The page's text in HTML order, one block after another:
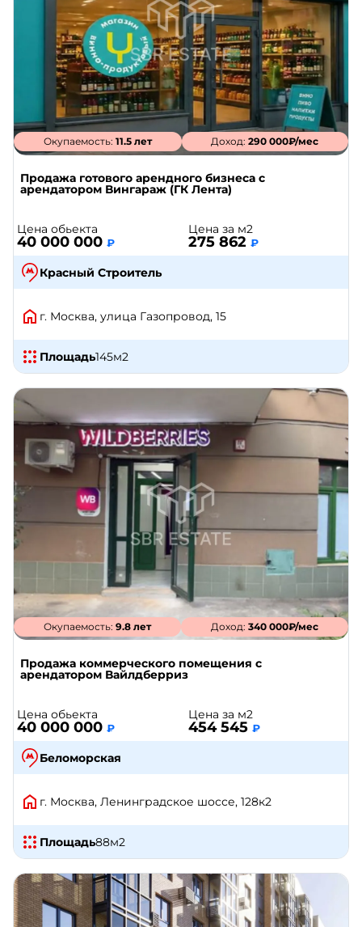
Окупаемость: 11.5 лет Доход:290 000₽/мес
Продажа готового арендного бизнеса с
арендатором Вингараж (ГК Лента)
Цена обьекта
40 000 000 ₽
Цена за м2
275 862 ₽
Красный Строитель
г. Москва, улица Газопровод, 15
Площадь145м2
Окупаемость: 9.8 лет Доход:340 000₽/мес
Продажа коммерческого помещения с
арендатором Вайлдберриз
Цена обьекта
40 000 000 ₽
Цена за м2
454 545 ₽
Беломорская
г. Москва, Ленинградское шоссе, 128к2
Площадь88м2